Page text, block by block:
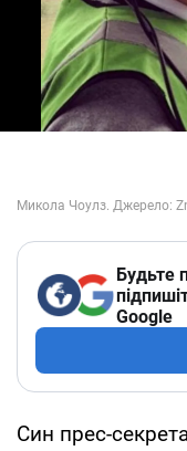
Будьте
Google
Син прес-